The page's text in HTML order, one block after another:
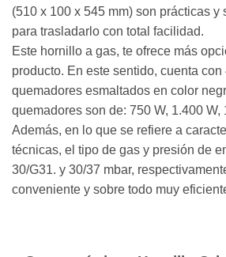
(510 x 100 x 545 mm) son prácticas y
para trasladarlo con total facilidad.
Este hornillo a gas, te ofrece más
producto. En este sentido, cuenta con
quemadores esmaltados en color
quemadores son de: 750 W, 1.400 W,
Además, en lo que se refiere a
técnicas, el tipo de gas y presión de
30/G31. y 30/37 mbar,
conveniente y sobre todo muy